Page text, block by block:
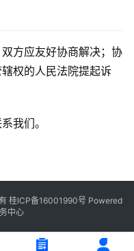
方应友好协商解决；协
权的人民法院提起诉
我们。
桂ICP备16001990号 Powered
中心